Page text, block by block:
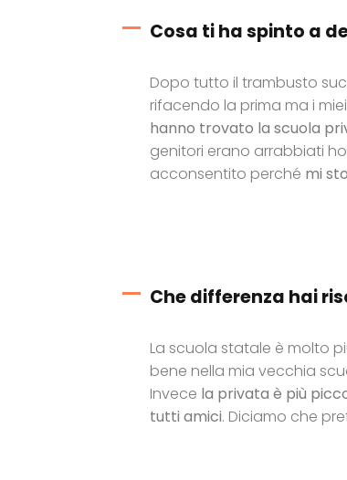
Cosa ti ha spinto a
Dopo tutto il trambusto
rifacendo la prima ma i
hanno trovato la scuola
genitori erano arrabbiati
acconsentito perché mi
Che differenza hai
La scuola statale è molto
bene nella mia vecchia
Invece la privata è più
tutti amici. Diciamo che